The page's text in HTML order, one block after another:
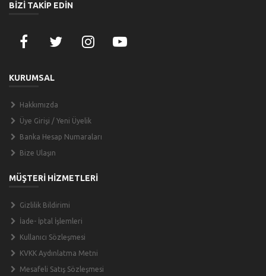
BİZİ TAKİP EDİN
KURUMSAL
Hakkımızda
Üye Girişi / Yeni Üyelik
Banka Hesap Numaraları
Bize Ulaşın
MÜŞTERİ HİZMETLERİ
Gizlilik Bildirimi
İade- İptal İşlemleri
Kullanıcı Sözleşmesi
KVKK Aydınlatma Metni
Mesafeli Satış Sözleşmesi